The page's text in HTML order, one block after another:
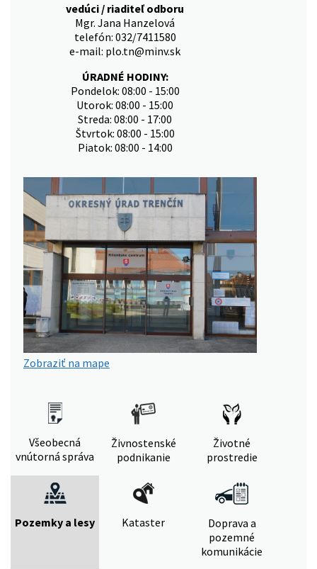
vedúci / riaditeľ odboru
Mgr. Jana Hanzelová
telefón: 032/7411580
e-mail: plo.tn@minv.sk
ÚRADNÉ HODINY:
Pondelok: 08:00 - 15:00
Utorok: 08:00 - 15:00
Streda: 08:00 - 17:00
Štvrtok: 08:00 - 15:00
Piatok: 08:00 - 14:00
Zobraziť na mape
Všeobecná
vnútorná správa
Živnostenské
podnikanie
Životné
prostredie
Pozemky a lesy Kataster
Doprava a
pozemné
komunikácie